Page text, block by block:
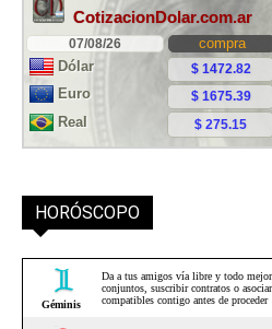
HORÓSCOPO